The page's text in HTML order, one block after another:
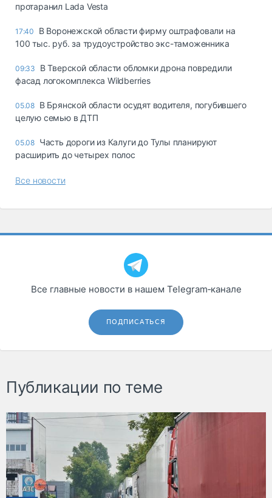
протаранил Lada Vesta
17:40
В Воронежской области фирму оштрафовали на
100 тыс. руб. за трудоустройство экс-таможенника
09:33
В Тверской области обломки дрона повредили
фасад логокомплекса Wildberries
05.08 В Брянской области осудят водителя, погубившего
целую семью в ДТП
05.08 Часть дороги из Калуги до Тулы планируют
расширить до четырех полос
Все новости
Все главные новости в нашем Telegram‑канале
ПОДПИСАТЬСЯ
Публикации по теме